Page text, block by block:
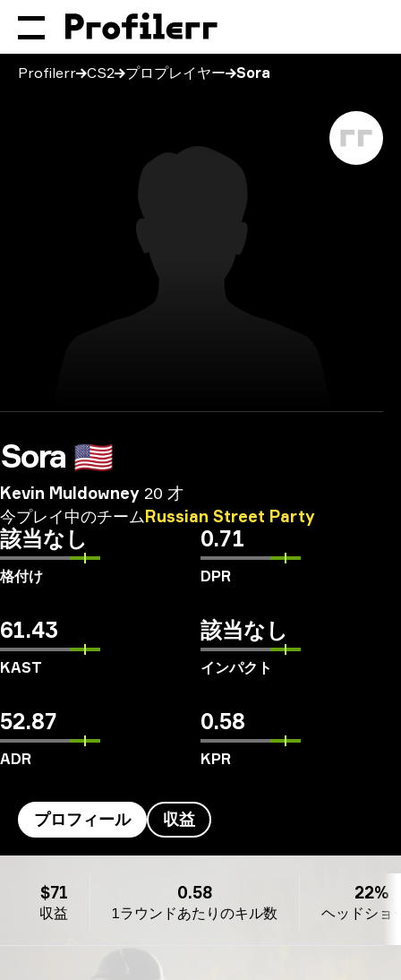
Profilerr CS2 プロプレイヤー Sora
Sora 🇺🇸
Kevin Muldowney 20 才
今プレイ中のチームRussian Street Party
該当なし
格付け
0.71
DPR
61.43
KAST
該当なし
インパクト
52.87
ADR
0.58
KPR
プロフィール 収益
収益
$71
1ラウンドあたりのキル数
0.58
ヘッドショ
22%